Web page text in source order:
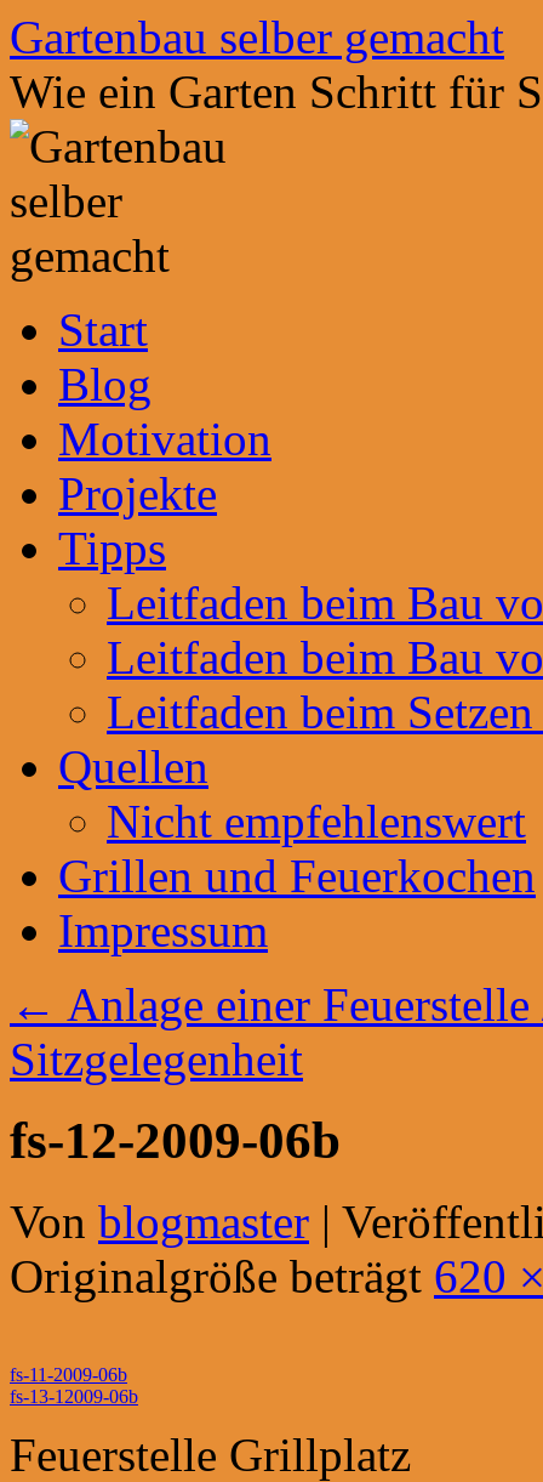
Zum
Inhalt
springen
Gartenbau selber gemacht
Wie ein Garten Schritt für
Start
Blog
Motivation
Projekte
Tipps
Leitfaden beim Bau
Leitfaden beim Bau
Leitfaden beim
Quellen
Nicht empfehlenswert
Grillen und Feuerkochen
Impressum
← Anlage einer
Sitzgelegenheit
fs-12-2009-06b
Von blogmaster |
Originalgröße beträgt 620
fs-11-2009-06b
fs-13-12009-06b
Feuerstelle Grillplatz